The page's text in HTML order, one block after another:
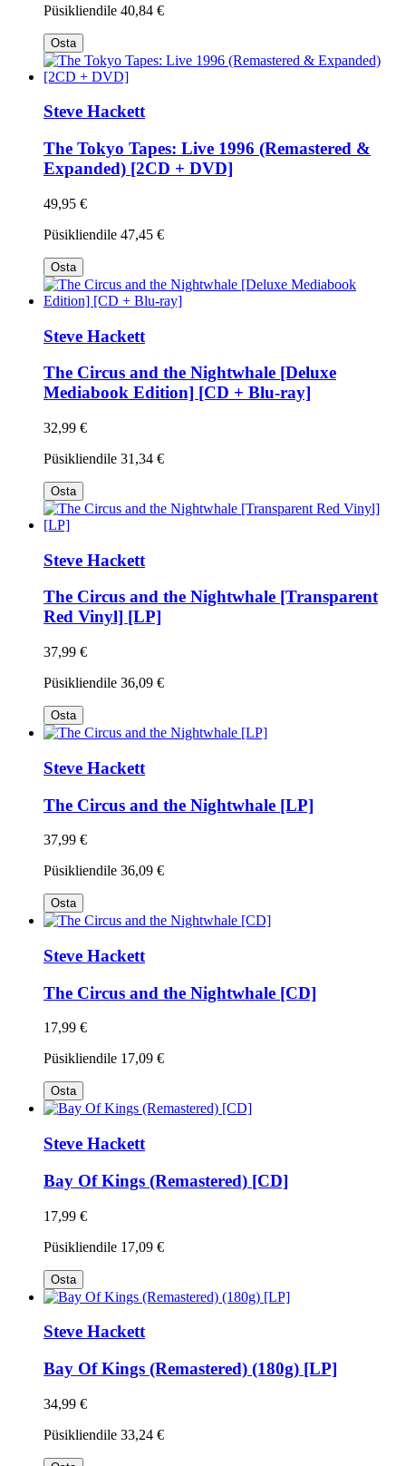
Püsikliendile 40,84 €
Osta
Steve Hackett
The Tokyo Tapes: Live 1996 (Remastered &
Expanded) [2CD + DVD]
49,95 €
Püsikliendile 47,45 €
Osta
Steve Hackett
The Circus and the Nightwhale [Deluxe
Mediabook Edition] [CD + Blu-ray]
32,99 €
Püsikliendile 31,34 €
Osta
Steve Hackett
The Circus and the Nightwhale [Transparent
Red Vinyl] [LP]
37,99 €
Püsikliendile 36,09 €
Osta
Steve Hackett
The Circus and the Nightwhale [LP]
37,99 €
Püsikliendile 36,09 €
Osta
Steve Hackett
The Circus and the Nightwhale [CD]
17,99 €
Püsikliendile 17,09 €
Osta
Steve Hackett
Bay Of Kings (Remastered) [CD]
17,99 €
Püsikliendile 17,09 €
Osta
Steve Hackett
Bay Of Kings (Remastered) (180g) [LP]
34,99 €
Püsikliendile 33,24 €